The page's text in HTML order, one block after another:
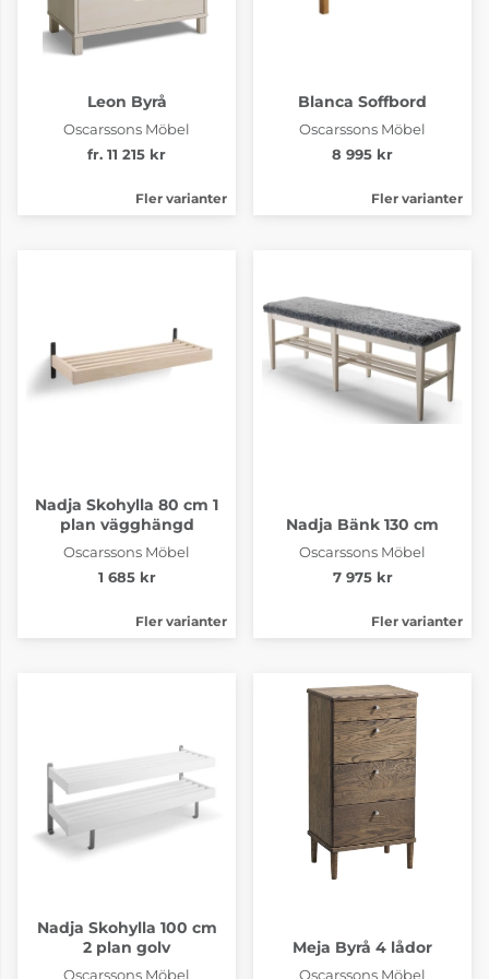
Leon Byrå
Oscarssons Möbel
fr. 11 215 kr
Fler varianter
Blanca Soffbord
Oscarssons Möbel
8 995 kr
Fler varianter
Nadja Skohylla 80 cm 1
plan vägghängd
Oscarssons Möbel
1 685 kr
Fler varianter
Nadja Bänk 130 cm
Oscarssons Möbel
7 975 kr
Fler varianter
Nadja Skohylla 100 cm
2 plan golv
Oscarssons Möbel
Meja Byrå 4 lådor
Oscarssons Möbel